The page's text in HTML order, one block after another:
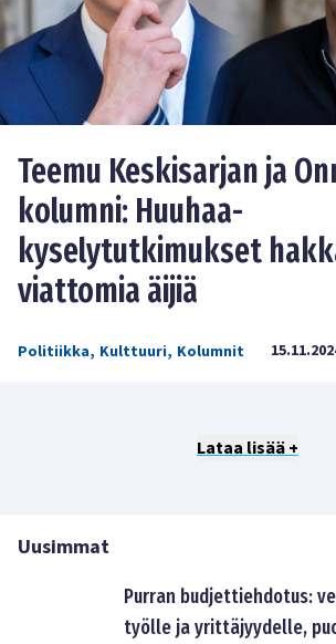
Teemu Keskisarjan ja
kolumni: Huuhaa-
kyselytutkimukset
viattomia äijiä
Politiikka, Kulttuuri, Kolumnit
Lataa lisää +
Uusimmat
Purran budjettiehdotus:
työlle ja yrittäjyydelle,